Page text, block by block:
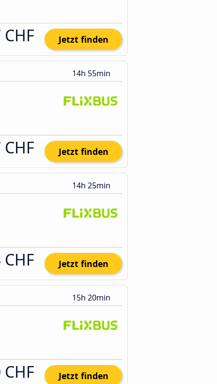
Jetzt finden
14h 55min
Jetzt finden
14h 25min
Jetzt finden
15h 20min
Jetzt finden